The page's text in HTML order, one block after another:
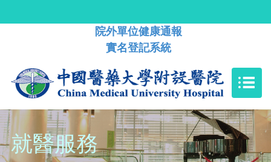
院外單位健康通報
實名登記系統
就醫服務